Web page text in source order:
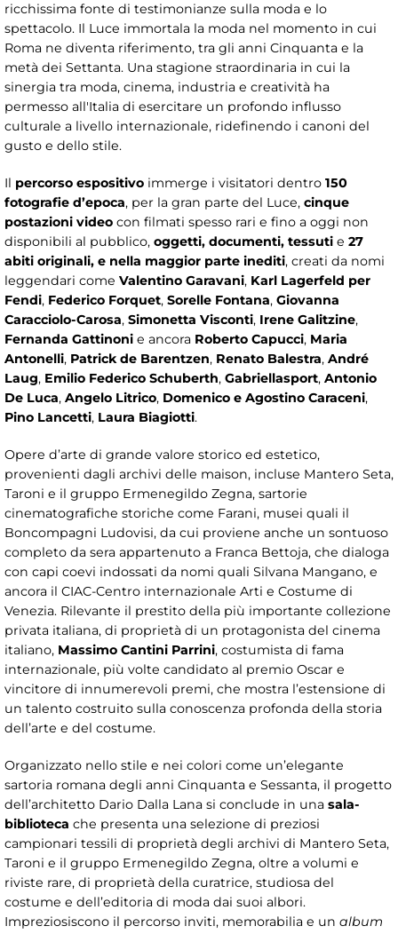
ricchissima fonte di testimonianze sulla moda e lo
spettacolo. Il Luce immortala la moda nel momento in cui
Roma ne diventa riferimento, tra gli anni Cinquanta e la
metà dei Settanta. Una stagione straordinaria in cui la
sinergia tra moda, cinema, industria e creatività ha
permesso all'Italia di esercitare un profondo influsso
culturale a livello internazionale, ridefinendo i canoni del
gusto e dello stile.
Il percorso espositivo immerge i visitatori dentro 150
fotografie d’epoca, per la gran parte del Luce, cinque
postazioni video con filmati spesso rari e fino a oggi non
disponibili al pubblico, oggetti, documenti, tessuti e 27
abiti originali, e nella maggior parte inediti, creati da nomi
leggendari come Valentino Garavani, Karl Lagerfeld per
Fendi, Federico Forquet, Sorelle Fontana, Giovanna
Caracciolo-Carosa, Simonetta Visconti, Irene Galitzine,
Fernanda Gattinoni e ancora Roberto Capucci, Maria
Antonelli, Patrick de Barentzen, Renato Balestra, André
Laug, Emilio Federico Schuberth, Gabriellasport, Antonio
De Luca, Angelo Litrico, Domenico e Agostino Caraceni,
Pino Lancetti, Laura Biagiotti.
Opere d’arte di grande valore storico ed estetico,
provenienti dagli archivi delle maison, incluse Mantero Seta,
Taroni e il gruppo Ermenegildo Zegna, sartorie
cinematografiche storiche come Farani, musei quali il
Boncompagni Ludovisi, da cui proviene anche un sontuoso
completo da sera appartenuto a Franca Bettoja, che dialoga
con capi coevi indossati da nomi quali Silvana Mangano, e
ancora il CIAC-Centro internazionale Arti e Costume di
Venezia. Rilevante il prestito della più importante collezione
privata italiana, di proprietà di un protagonista del cinema
italiano, Massimo Cantini Parrini, costumista di fama
internazionale, più volte candidato al premio Oscar e
vincitore di innumerevoli premi, che mostra l’estensione di
un talento costruito sulla conoscenza profonda della storia
dell’arte e del costume.
Organizzato nello stile e nei colori come un’elegante
sartoria romana degli anni Cinquanta e Sessanta, il progetto
dell’architetto Dario Dalla Lana si conclude in una sala-
biblioteca che presenta una selezione di preziosi
campionari tessili di proprietà degli archivi di Mantero Seta,
Taroni e il gruppo Ermenegildo Zegna, oltre a volumi e
riviste rare, di proprietà della curatrice, studiosa del
costume e dell’editoria di moda dai suoi albori.
Impreziosiscono il percorso inviti, memorabilia e un album